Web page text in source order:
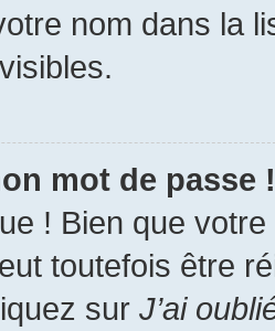
nom dans la
mot de passe !
! Bien que
toutefois être
sur J’ai